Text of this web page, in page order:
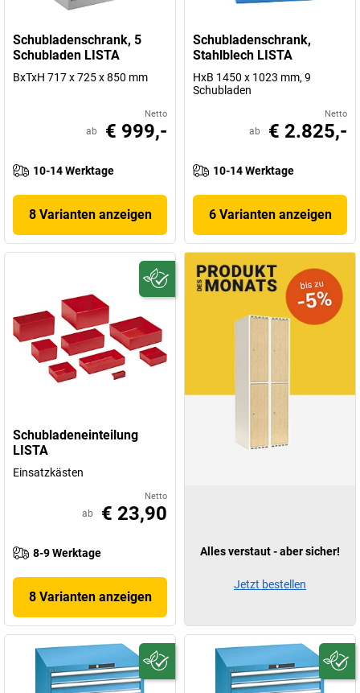
Schubladenschrank, 5
Schubladen LISTA
BxTxH 717 x 725 x 850 mm
Netto
ab € 999,-
10-14 Werktage
8 Varianten anzeigen
Schubladenschrank,
Stahlblech LISTA
HxB 1450 x 1023 mm, 9
Schubladen
Netto
ab € 2.825,-
10-14 Werktage
6 Varianten anzeigen
Schubladeneinteilung
LISTA
Einsatzkästen
Netto
ab € 23,90
8-9 Werktage
8 Varianten anzeigen
Alles verstaut - aber sicher!
Jetzt bestellen